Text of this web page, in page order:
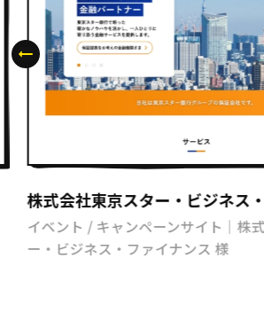
株式会社東京スター・ビジネス
イベント / キャンペーンサイト｜株
ー・ビジネス・ファイナンス 様